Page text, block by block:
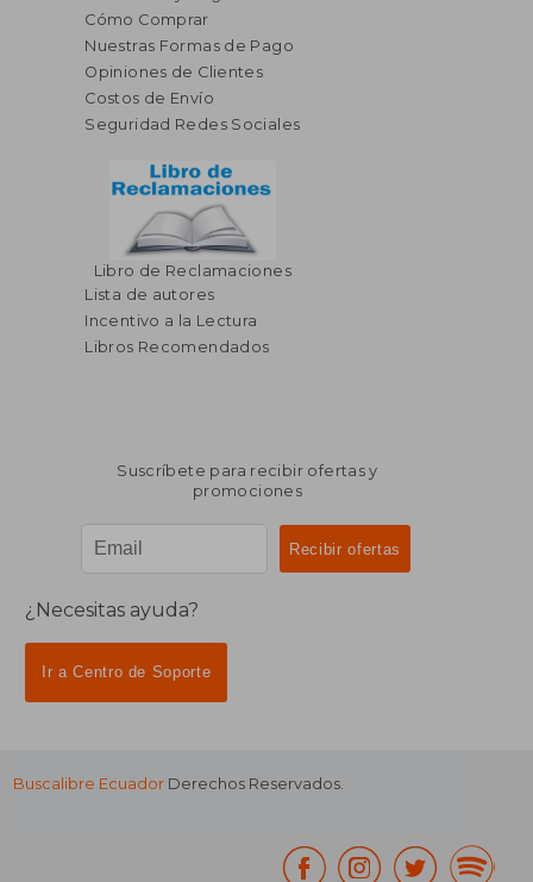
Cómo Comprar
Nuestras Formas de Pago
Opiniones de Clientes
Costos de Envío
Seguridad Redes Sociales
Libro de Reclamaciones
Lista de autores
Incentivo a la Lectura
Libros Recomendados
Suscríbete para recibir ofertas y
promociones
¿Necesitas ayuda?
Ir a Centro de Soporte
Buscalibre Ecuador Derechos Reservados.